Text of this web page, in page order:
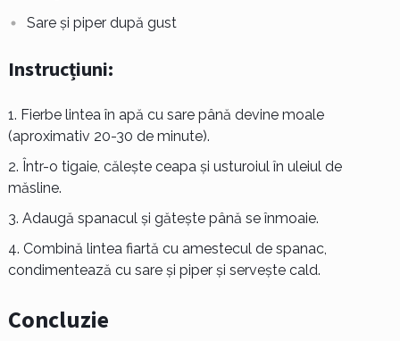
Sare și piper după gust
Instrucțiuni:
Fierbe lintea în apă cu sare până devine moale
(aproximativ 20-30 de minute).
Într-o tigaie, călește ceapa și usturoiul în uleiul de
măsline.
Adaugă spanacul și gătește până se înmoaie.
Combină lintea fiartă cu amestecul de spanac,
condimentează cu sare și piper și servește cald.
Concluzie